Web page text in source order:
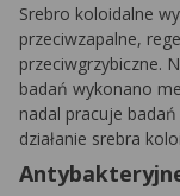
Srebro koloidalne
przeciwzapalne,
przeciwgrzybiczne.
badań wykonano
nadal pracuje
działanie srebra